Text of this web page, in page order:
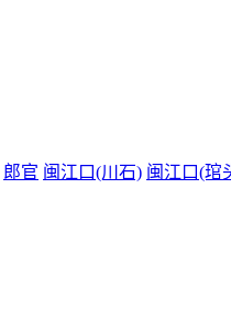
郎官 闽江口(川石) 闽江口(琯